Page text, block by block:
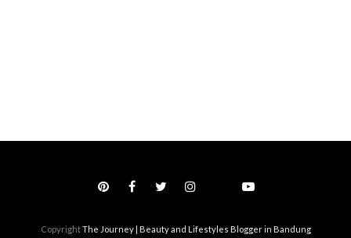
CopyrightThe Journey | Beauty and Lifestyles Blogger in Bandung